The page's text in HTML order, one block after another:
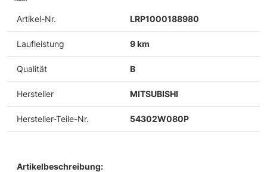
Artikel-Nr. LRP1000188980
Laufleistung 9 km
Qualität B
Hersteller MITSUBISHI
Hersteller-Teile-Nr. 54302W080P
Artikelbeschreibung: